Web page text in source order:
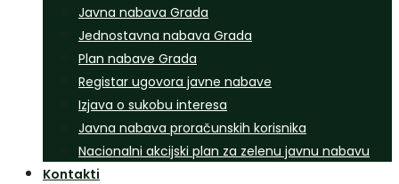
Javna nabava Grada
Jednostavna nabava Grada
Plan nabave Grada
Registar ugovora javne nabave
Izjava o sukobu interesa
Javna nabava proračunskih korisnika
Nacionalni akcijski plan za zelenu javnu nabavu
Kontakti